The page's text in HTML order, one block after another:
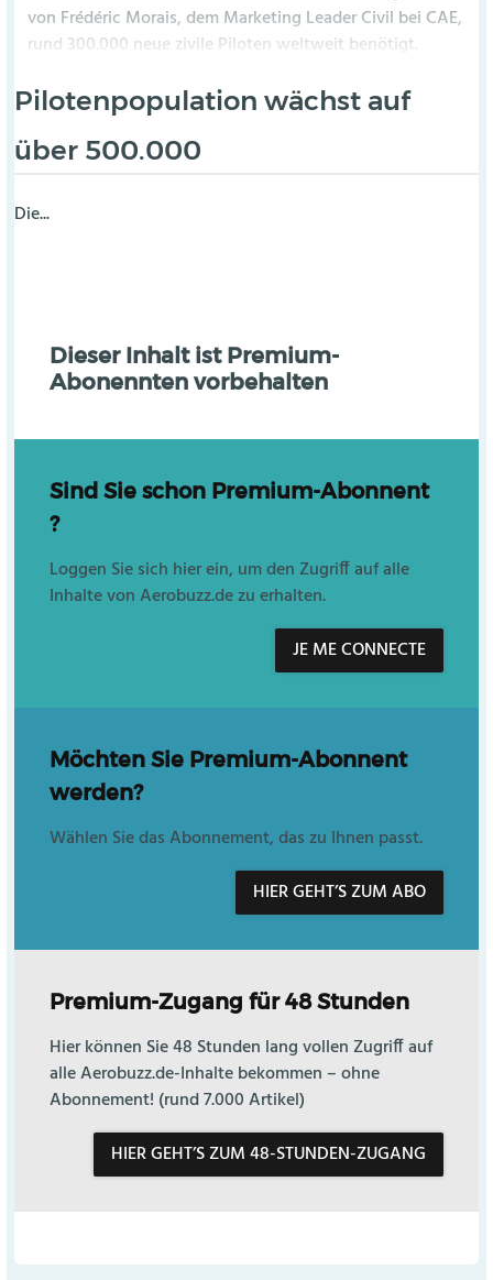
von Frédéric Morais, dem Marketing Leader Civil bei CAE,
rund 300.000 neue zivile Piloten weltweit benötigt.
Pilotenpopulation wächst auf
über 500.000
Die...
Dieser Inhalt ist Premium-
Abonennten vorbehalten
Sind Sie schon Premium-Abonnent
?
Loggen Sie sich hier ein, um den Zugriff auf alle
Inhalte von Aerobuzz.de zu erhalten.
JE ME CONNECTE
Möchten Sie Premium-Abonnent
werden?
Wählen Sie das Abonnement, das zu Ihnen passt.
HIER GEHT’S ZUM ABO
Premium-Zugang für 48 Stunden
Hier können Sie 48 Stunden lang vollen Zugriff auf
alle Aerobuzz.de-Inhalte bekommen – ohne
Abonnement! (rund 7.000 Artikel)
HIER GEHT’S ZUM 48-STUNDEN-ZUGANG